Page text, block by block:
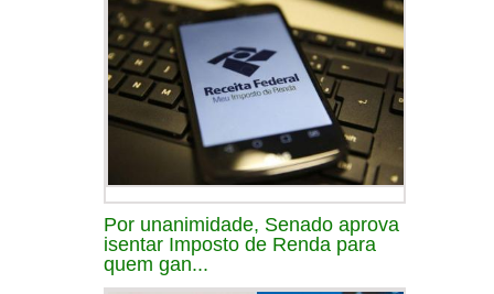
Por unanimidade, Senado aprova
isentar Imposto de Renda para
quem gan...